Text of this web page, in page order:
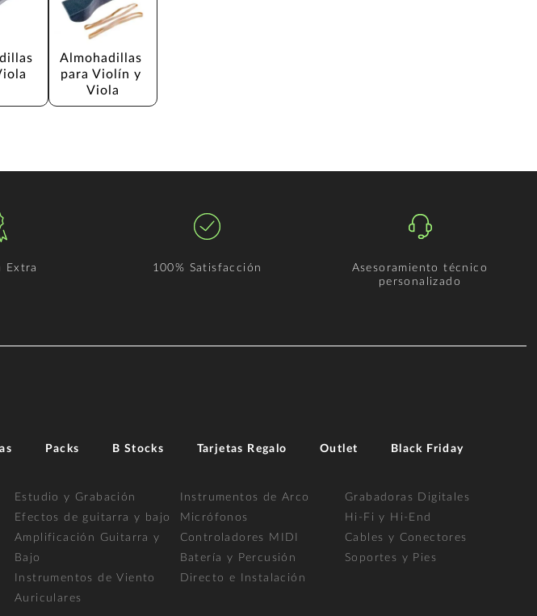
Almohadillas
para Violín y
Viola
Extra 100% Satisfacción
Asesoramiento técnico
personalizado
Packs B Stocks Tarjetas Regalo Outlet Black Friday
Estudio y Grabación
Efectos de guitarra y bajo
Amplificación Guitarra y
Bajo
Instrumentos de Viento
Auriculares
Instrumentos de Arco
Micrófonos
Controladores MIDI
Batería y Percusión
Directo e Instalación
Grabadoras Digitales
Hi-Fi y Hi-End
Cables y Conectores
Soportes y Pies